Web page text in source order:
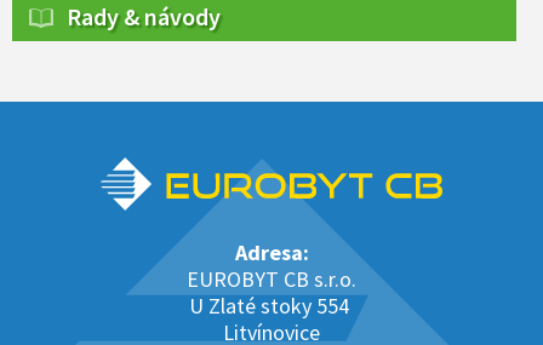
Rady & návody
Adresa:
EUROBYT CB s.r.o.
U Zlaté stoky 554
Litvínovice